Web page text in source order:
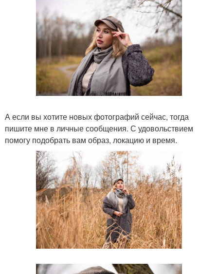
А если вы хотите новых фотографий сейчас, тогда
пишите мне в личные сообщения. С удовольствием
помогу подобрать вам образ, локацию и время.